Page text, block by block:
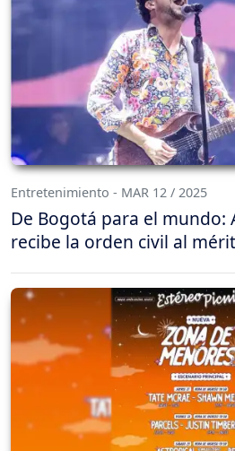
Entretenimiento - MAR 12 / 2025
De Bogotá para el mundo:
recibe la orden civil al